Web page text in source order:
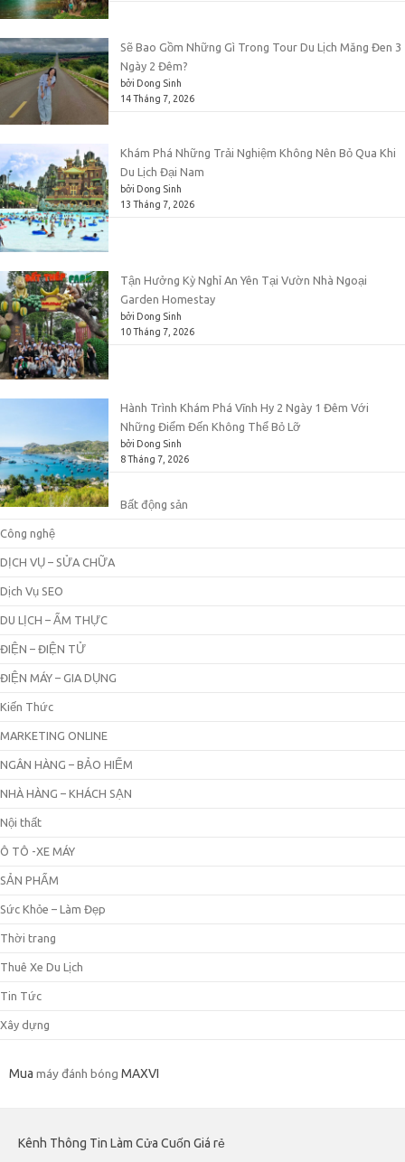
Sẽ Bao Gồm Những Gì Trong Tour Du Lịch Măng Đen 3
Ngày 2 Đêm?
bởi Dong Sinh
14 Tháng 7, 2026
Khám Phá Những Trải Nghiệm Không Nên Bỏ Qua Khi
Du Lịch Đại Nam
bởi Dong Sinh
13 Tháng 7, 2026
Tận Hưởng Kỳ Nghỉ An Yên Tại Vườn Nhà Ngoại
Garden Homestay
bởi Dong Sinh
10 Tháng 7, 2026
Hành Trình Khám Phá Vĩnh Hy 2 Ngày 1 Đêm Với
Những Điểm Đến Không Thể Bỏ Lỡ
bởi Dong Sinh
8 Tháng 7, 2026
Bất động sản
Công nghệ
DỊCH VỤ – SỬA CHỮA
Dịch Vụ SEO
DU LỊCH – ẨM THỰC
ĐIỆN – ĐIỆN TỬ
ĐIỆN MÁY – GIA DỤNG
Kiến Thức
MARKETING ONLINE
NGÂN HÀNG – BẢO HIỂM
NHÀ HÀNG – KHÁCH SẠN
Nội thất
Ô TÔ -XE MÁY
SẢN PHẨM
Sức Khỏe – Làm Đẹp
Thời trang
Thuê Xe Du Lịch
Tin Tức
Xây dựng
Mua máy đánh bóng MAXVI
Kênh Thông Tin Làm Cửa Cuốn Giá rẻ